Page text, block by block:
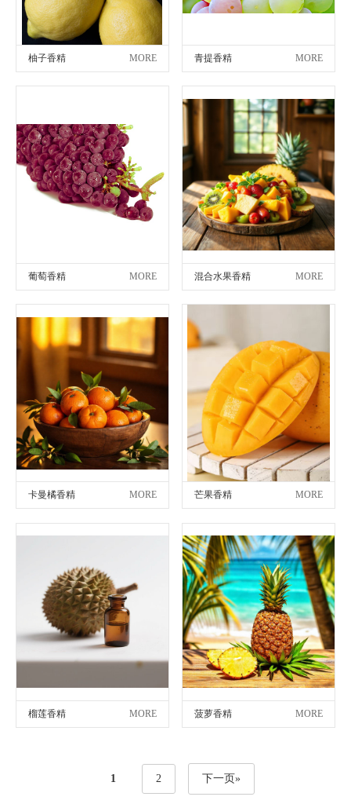
柚子香精 MORE 青提香精 MORE
葡萄香精 MORE 混合水果香精 MORE
卡曼橘香精 MORE 芒果香精 MORE
榴莲香精 MORE 菠萝香精 MORE
1 2 下一页»